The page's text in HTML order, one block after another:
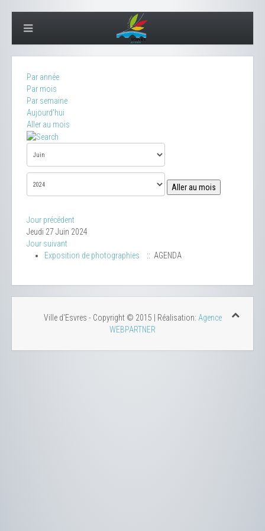
Par année
Par mois
Par semaine
Aujourd'hui
Aller au mois
Aller au mois
Jour précédent
Jeudi 27 Juin 2024
Jour suivant
Exposition de photographies
:: AGENDA
Ville d'Esvres - Copyright © 2015 | Réalisation: Agence
WEBPARTNER